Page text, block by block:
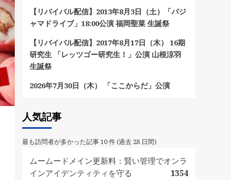
【リバイバル配信】2013年8月3日（土）「パジ
ャマドライブ」18:00公演 福岡聖菜 生誕祭
【リバイバル配信】2017年8月17日（木） 16期
研究生 「レッツゴー研究生！」公演 山根涼羽
生誕祭
2026年7月30日（木） 「ここからだ」公演
人気記事
最も訪問者が多かった記事 10 件 (過去 28 日間)
ムームードメイン更新料：賢い管理でオンラ
インアイデンティティを守る
1354